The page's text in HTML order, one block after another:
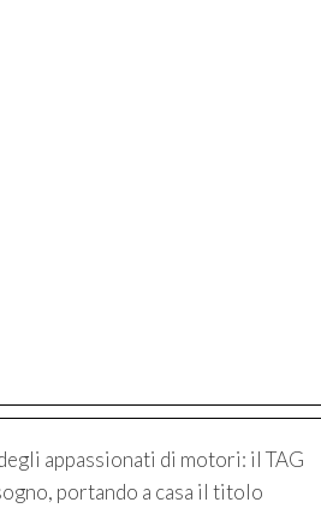
appassionati di motori: il TAG
portando a casa il titolo